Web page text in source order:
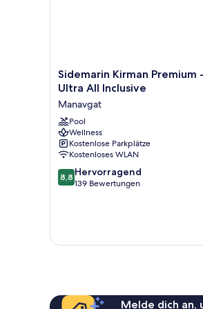
Sidemarin
Kirman
-
Ultra
All
Inclusive
Manavgat
Sidemarin Kirman Premium -
Ultra All Inclusive
Manavgat
Pool
Wellness
Kostenlose Parkplätze
Kostenloses WLAN
8.8
von
8,8 Hervorragend
139 Bewertungen
Melde dich an,